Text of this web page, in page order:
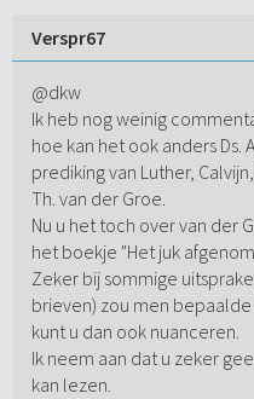
Verspr67
@dkw
Ik heb nog weinig
hoe kan het ook anders Ds.
prediking van Luther,
Th. van der Groe.
Nu u het toch over van der
het boekje "Het juk
Zeker bij sommige
brieven) zou men
kunt u dan ook nuanceren.
Ik neem aan dat u zeker
kan lezen.